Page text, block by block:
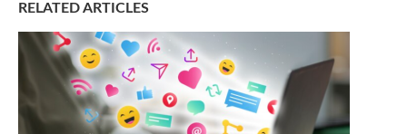
RELATED ARTICLES